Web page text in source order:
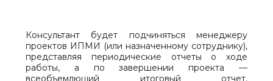
Консультант будет подчиняться менеджеру
проектов ИПМИ (или назначенному сотруднику),
представляя периодические отчеты о ходе
работы, а по завершении проекта —
всеобъемлющий итоговый отчет,